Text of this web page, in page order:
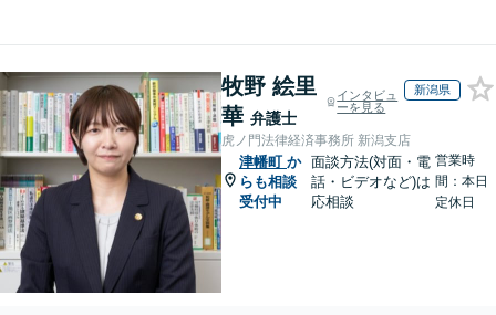
牧野 絵里
華 弁護士
インタビュ
ーを見る
新潟県
虎ノ門法律経済事務所 新潟支店
津幡町 か
らも相談
受付中
面談方法(対面・電
話・ビデオなど)は
応相談
営業時
間：本日
定休日